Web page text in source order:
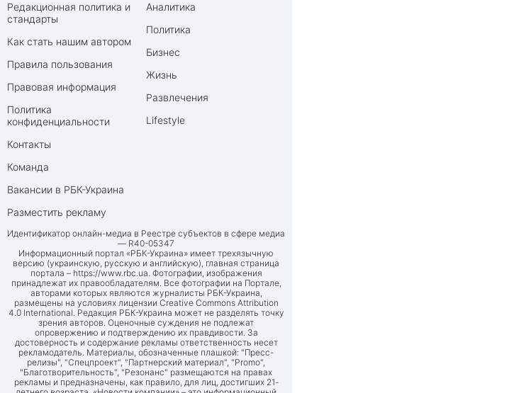
Редакционная политика и
стандарты
Как стать нашим автором
Правила пользования
Правовая информация
Политика
конфиденциальности
Контакты
Команда
Вакансии в РБК-Украина
Разместить рекламу
Аналитика
Политика
Бизнес
Жизнь
Развлечения
Lifestyle
Идентификатор онлайн-медиа в Реестре субъектов в сфере медиа
— R40-05347
Информационный портал «РБК-Украина» имеет трехязычную
версию (украинскую, русскую и английскую), главная страница
портала – https://www.rbc.ua. Фотографии, изображения
принадлежат их правообладателям. Все фотографии на Портале,
авторами которых являются журналисты РБК-Украина,
размещены на условиях лицензии Creative Commons Attribution
4.0 International. Редакция РБК-Украина может не разделять точку
зрения авторов. Оценочные суждения не подлежат
опровержению и подтверждению их правдивости. За
достоверность и содержание рекламы ответственность несет
рекламодатель. Материалы, обозначенные плашкой: "Пресс-
релизы", "Спецпроект", "Партнерский материал", "Promo",
"Благотворительность", "Резонанс" размещаются на правах
рекламы и предназначены, как правило, для лиц, достигших 21-